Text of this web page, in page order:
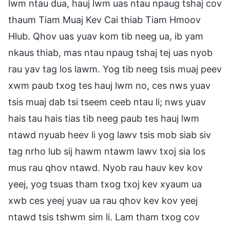
lwm ntau dua, hauj lwm uas ntau npaug tshaj cov
thaum Tiam Muaj Kev Cai thiab Tiam Hmoov
Hlub. Qhov uas yuav kom tib neeg ua, ib yam
nkaus thiab, mas ntau npaug tshaj tej uas nyob
rau yav tag los lawm. Yog tib neeg tsis muaj peev
xwm paub txog tes hauj lwm no, ces nws yuav
tsis muaj dab tsi tseem ceeb ntau li; nws yuav
hais tau hais tias tib neeg paub tes hauj lwm
ntawd nyuab heev li yog lawv tsis mob siab siv
tag nrho lub sij hawm ntawm lawv txoj sia los
mus rau qhov ntawd. Nyob rau hauv kev kov
yeej, yog tsuas tham txog txoj kev xyaum ua
xwb ces yeej yuav ua rau qhov kev kov yeej
ntawd tsis tshwm sim li. Lam tham txog cov